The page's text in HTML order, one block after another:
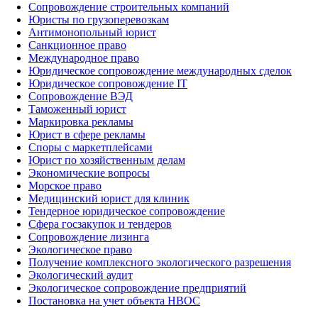
Сопровождение строительных компаний
Юристы по грузоперевозкам
Антимонопольный юрист
Санкционное право
Международное право
Юридическое сопровождение международных сделок
Юридическое сопровождение IT
Сопровождение ВЭД
Таможенный юрист
Маркировка рекламы
Юрист в сфере рекламы
Споры с маркетплейсами
Юрист по хозяйственным делам
Экономические вопросы
Морское право
Медицинский юрист для клиник
Тендерное юридическое сопровождение
Сфера госзакупок и тендеров
Сопровождение лизинга
Экологическое право
Получение комплексного экологического разрешения
Экологический аудит
Экологическое сопровождение предприятий
Постановка на учет объекта НВОС